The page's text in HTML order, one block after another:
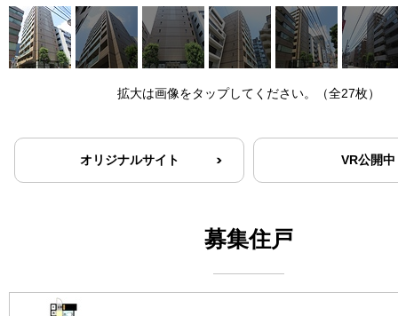
拡大は画像をタップしてください。（全27枚）
オリジナルサイト VR公開中
募集住戸